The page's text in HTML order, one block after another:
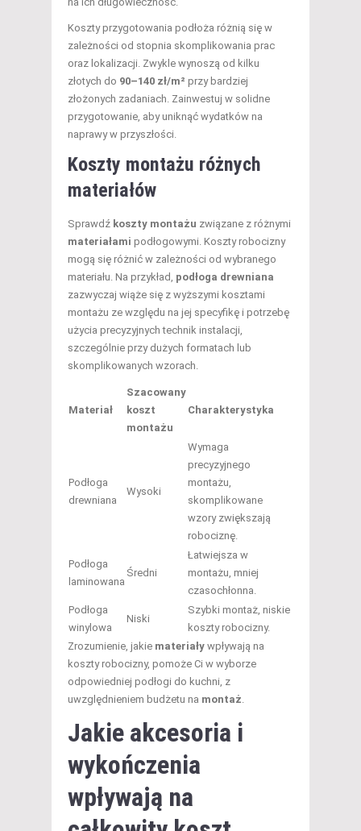
Koszty przygotowania podłoża różnią się w
zależności od stopnia skomplikowania prac
oraz lokalizacji. Zwykle wynoszą od kilku
złotych do 90–140 zł/m² przy bardziej
złożonych zadaniach. Zainwestuj w solidne
przygotowanie, aby uniknąć wydatków na
naprawy w przyszłości.
Koszty montażu różnych
materiałów
Sprawdź koszty montażu związane z różnymi
materiałami podłogowymi. Koszty robocizny
mogą się różnić w zależności od wybranego
materiału. Na przykład, podłoga drewniana
zazwyczaj wiąże się z wyższymi kosztami
montażu ze względu na jej specyfikę i potrzebę
użycia precyzyjnych technik instalacji,
szczególnie przy dużych formatach lub
skomplikowanych wzorach.
Materiał
Szacowany
koszt
montażu
Charakterystyka
Podłoga
drewniana
Wysoki
Wymaga
precyzyjnego
montażu,
skomplikowane
wzory zwiększają
robociznę.
Podłoga
laminowana
Średni
Łatwiejsza w
montażu, mniej
czasochłonna.
Podłoga
winylowa
Niski
Szybki montaż, niskie
koszty robocizny.
Zrozumienie, jakie materiały wpływają na
koszty robocizny, pomoże Ci w wyborze
odpowiedniej podłogi do kuchni, z
uwzględnieniem budżetu na montaż
Jakie akcesoria i
wykończenia
wpływają na